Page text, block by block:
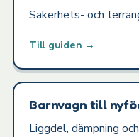
Säkerhets- och
Till guiden →
Barnvagn till
Liggdel, dämpning